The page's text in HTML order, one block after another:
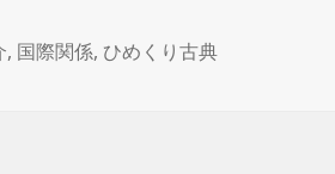
, 国際関係, ひめくり古典